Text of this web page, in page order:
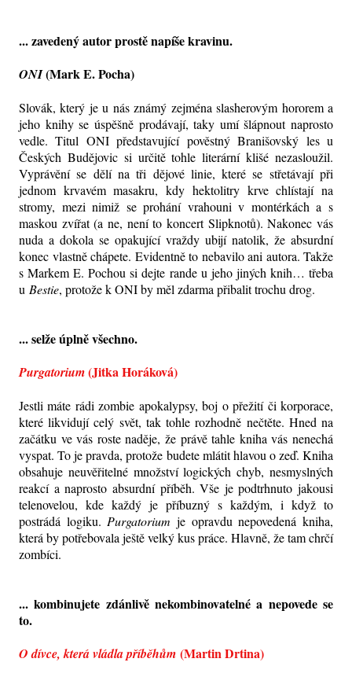
... zavedený autor prostě napíše kravinu.
ONI(Mark E. Pocha)
Slovák, který je u nás známý zejména slasherovým hororem a
jeho knihy se úspěšně prodávají, taky umí šlápnout naprosto
vedle. Titul ONI představující pověstný Branišovský les u
Českých Budějovic si určitě tohle literární klišé nezasloužil.
Vyprávění se dělí na tři dějové linie, které se střetávají při
jednom krvavém masakru, kdy hektolitry krve chlístají na
stromy, mezi nimiž se prohání vrahouni v montérkách a s
maskou zvířat (a ne, není to koncert Slipknotů). Nakonec vás
nuda a dokola se opakující vraždy ubijí natolik, že absurdní
konec vlastně chápete. Evidentně to nebavilo ani autora. Takže
s Markem E. Pochou si dejte rande u jeho jiných knih… třeba
u Bestie, protože k ONI by měl zdarma přibalit trochu drog.
... selže úplně všechno.
Purgatorium(Jitka Horáková)
Jestli máte rádi zombie apokalypsy, boj o přežití či korporace,
které likvidují celý svět, tak tohle rozhodně nečtěte. Hned na
začátku ve vás roste naděje, že právě tahle kniha vás nenechá
vyspat. To je pravda, protože budete mlátit hlavou o zeď. Kniha
obsahuje neuvěřitelné množství logických chyb, nesmyslných
reakcí a naprosto absurdní příběh. Vše je podtrhnuto jakousi
telenovelou, kde každý je příbuzný s každým, i když to
postrádá logiku. Purgatorium je opravdu nepovedená kniha,
která by potřebovala ještě velký kus práce. Hlavně, že tam chrčí
zombíci.
... kombinujete zdánlivě nekombinovatelné a nepovede se
to.
O dívce, která vládla příběhům (Martin Drtina)